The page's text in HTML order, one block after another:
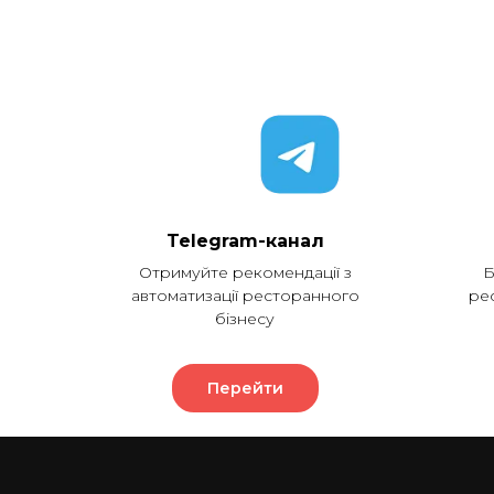
Telegram-канал
Отримуйте рекомендації з
автоматизації ресторанного
бізнесу
Перейти